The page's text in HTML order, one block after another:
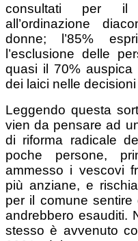
consultati per il
all’ordinazione
donne; l’85%
l’esclusione delle
quasi il 70% auspica
dei laici nelle
Leggendo questa
vien da pensare ad
di riforma radicale
poche persone,
ammesso i vescovi
più anziane, e
per il comune
andrebbero esauditi.
stesso è avvenuto